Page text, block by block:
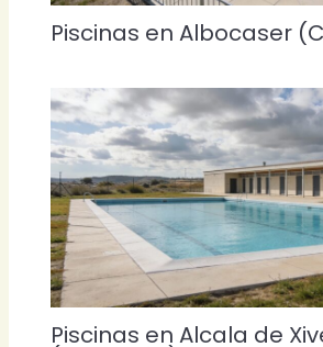
Piscinas en Albocaser
Piscinas en Alcala de